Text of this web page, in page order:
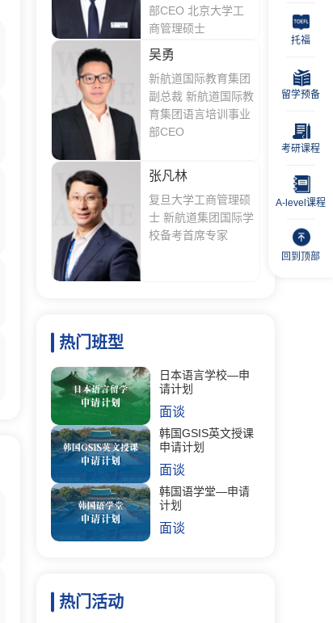
部CEO 北京大学工
商管理硕士
吴勇
新航道国际教育集团
副总裁 新航道国际教
育集团语言培训事业
部CEO
张凡林
复旦大学工商管理硕
士 新航道集团国际学
校备考首席专家
热门班型
日本语言学校—申
请计划
面谈
韩国GSIS英文授课
申请计划
面谈
韩国语学堂—申请
计划
面谈
热门活动
托福
留学预备
考研课程
A-level课程
回到顶部